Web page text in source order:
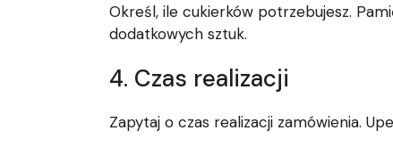
Określ, ile cukierków potrzebujesz.
dodatkowych sztuk.
4. Czas realizacji
Zapytaj o czas realizacji zamówienia.